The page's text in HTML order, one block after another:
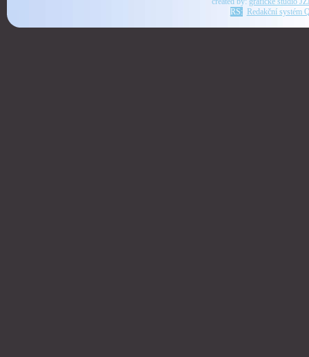
RS: Redakční systém